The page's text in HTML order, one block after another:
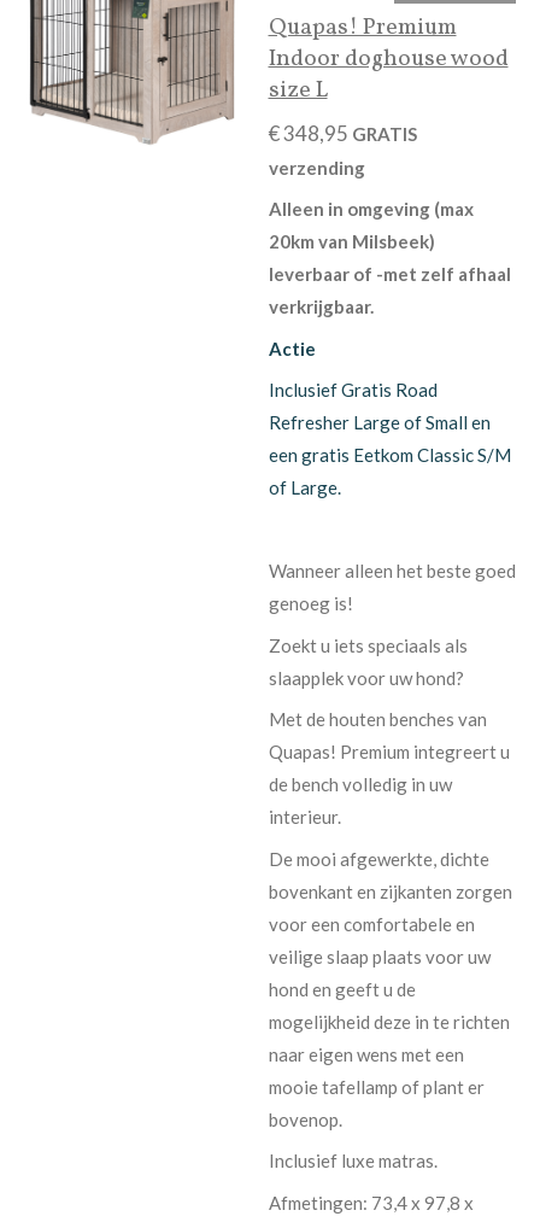
Quapas! Premium
Indoor doghouse wood
size L
€ 348,95 GRATIS
verzending
Alleen in omgeving (max
20km van Milsbeek)
leverbaar of -met zelf afhaal
verkrijgbaar.
Actie
Inclusief Gratis Road
Refresher Large of Small en
een gratis Eetkom Classic S/M
of Large.
Wanneer alleen het beste goed
genoeg is!
Zoekt u iets speciaals als
slaapplek voor uw hond?
Met de houten benches van
Quapas! Premium integreert u
de bench volledig in uw
interieur.
De mooi afgewerkte, dichte
bovenkant en zijkanten zorgen
voor een comfortabele en
veilige slaap plaats voor uw
hond en geeft u de
mogelijkheid deze in te richten
naar eigen wens met een
mooie tafellamp of plant er
bovenop.
Inclusief luxe matras.
Afmetingen: 73,4 x 97,8 x